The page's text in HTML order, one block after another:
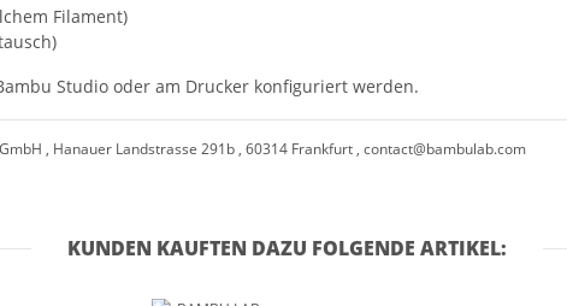
Filament)
Studio oder am Drucker konfiguriert werden.
, Hanauer Landstrasse 291b , 60314 Frankfurt ,contact@bambulab.com
KUNDEN KAUFTEN DAZU FOLGENDE ARTIKEL: